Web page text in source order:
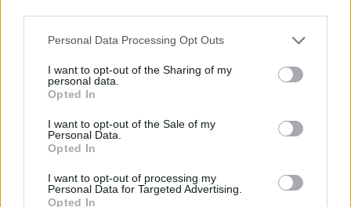
Please note that this website/app uses one or more Google
not limited to your visit or usage behaviour. You may click to
grant or deny consent to Google and its third-party tags to
use your data for below specified purposes in below Google
consent section.
Personal Data Processing Opt Outs
I want to opt-out of the Sharing of my
personal data.
Opted In
I want to opt-out of the Sale of my
Personal Data.
Opted In
I want to opt-out of processing my
Personal Data for Targeted Advertising.
Opted In
daGoogle News
Condividi l'articolo
F
a
ce
b
T
w
te
Pi
n
re
W
h
s
S
h
re
Prossimo articolo